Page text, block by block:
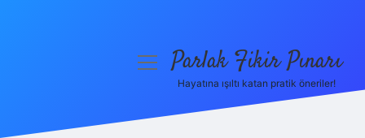
menüyüParlak Fikir Pınarı
Hayatına ışıltı katan pratik öneriler!